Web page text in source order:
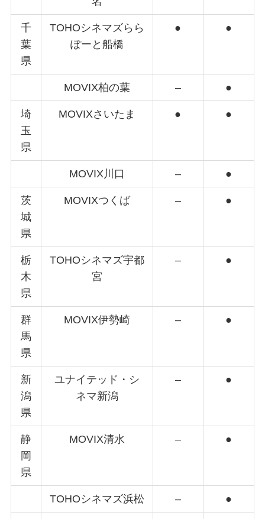
千
葉
県
TOHOシネマズらら
ぽーと船橋
● ●
MOVIX柏の葉 – ●
埼
玉
県
MOVIXさいたま ● ●
MOVIX川口 – ●
茨
城
県
MOVIXつくば – ●
栃
木
県
TOHOシネマズ宇都
宮
– ●
群
馬
県
MOVIX伊勢崎 – ●
新
潟
県
ユナイテッド・シ
ネマ新潟
– ●
静
岡
県
MOVIX清水 – ●
TOHOシネマズ浜松 – ●